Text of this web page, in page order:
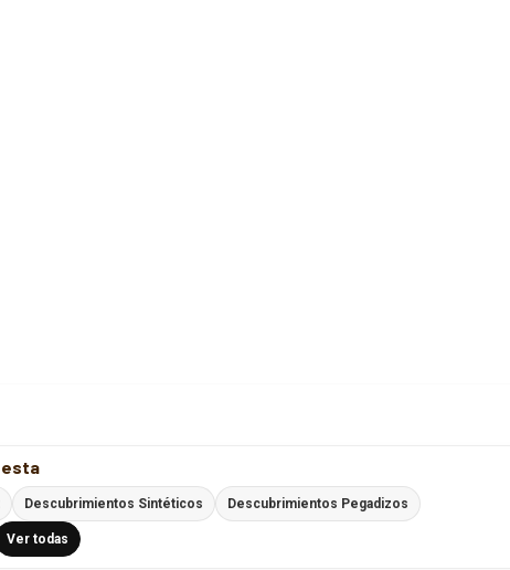
esta
Descubrimientos Sintéticos Descubrimientos Pegadizos
Ver todas